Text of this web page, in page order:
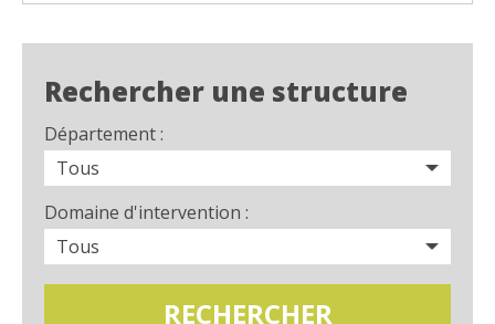
Rechercher une structure
Département :
Domaine d'intervention :